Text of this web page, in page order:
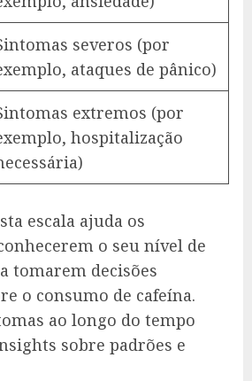
severos (por
ataques de pânico)
extremos (por
hospitalização
escala ajuda os
o seu nível de
tomarem decisões
o consumo de cafeína.
ao longo do tempo
sobre padrões e